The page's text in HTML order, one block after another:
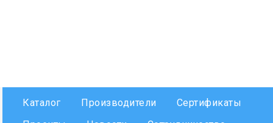
Каталог Производители
Сертификаты